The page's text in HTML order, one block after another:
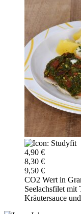
4,90 €
8,30 €
9,50 €
CO2 Wert in
Seelachsfilet mit
Kräutersauce